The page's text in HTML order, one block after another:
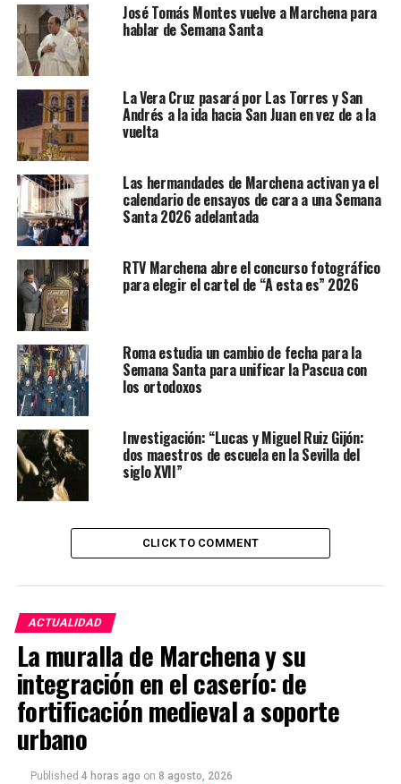
José Tomás Montes vuelve a Marchena para
hablar de Semana Santa
La Vera Cruz pasará por Las Torres y San
Andrés a la ida hacia San Juan en vez de a la
vuelta
Las hermandades de Marchena activan ya el
calendario de ensayos de cara a una Semana
Santa 2026 adelantada
RTV Marchena abre el concurso fotográfico
para elegir el cartel de “A esta es” 2026
Roma estudia un cambio de fecha para la
Semana Santa para unificar la Pascua con
los ortodoxos
Investigación: “Lucas y Miguel Ruiz Gijón:
dos maestros de escuela en la Sevilla del
siglo XVII”
CLICK TO COMMENT
ACTUALIDAD
La muralla de Marchena y su
integración en el caserío: de
fortificación medieval a soporte
urbano
Published 4 horas ago on 8 agosto, 2026